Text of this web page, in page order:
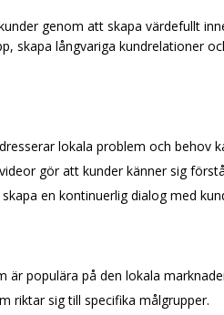
genom att skapa värdefullt
skapa långvariga kundrelationer
lokala problem och behov
gör att kunder känner sig
en kontinuerlig dialog med
är populära på den lokala
riktar sig till specifika målgrupper.